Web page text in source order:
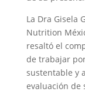
La Dra Gisela
Nutrition
resaltó el
de trabajar
sustentable y
evaluación de